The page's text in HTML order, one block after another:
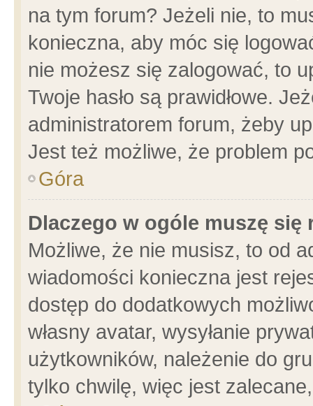
na tym forum? Jeżeli nie, to
konieczna, aby móc się
nie możesz się zalogować, to
Twoje hasło są prawidłowe.
administratorem forum, żeby
Jest też możliwe, że problem
Góra
Dlaczego w ogóle muszę się
Możliwe, że nie musisz, to od
wiadomości konieczna jest
dostęp do dodatkowych
własny avatar, wysyłanie
użytkowników, należenie do
tylko chwilę, więc jest